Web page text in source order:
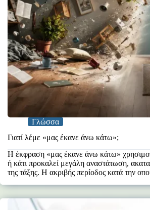
Γλώσσα
Γιατί λέμε «μας έκανε άνω κάτω»;
Η έκφραση «μας έκανε άνω κάτω»
ή κάτι προκαλεί μεγάλη αναστάτωση,
της τάξης. Η ακριβής περίοδος κατά την